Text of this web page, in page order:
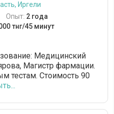
Иргели
Опыт: 2 года
тнг/45 минут
Медицинский
Магистр фармации.
тестам. Стоимость 90